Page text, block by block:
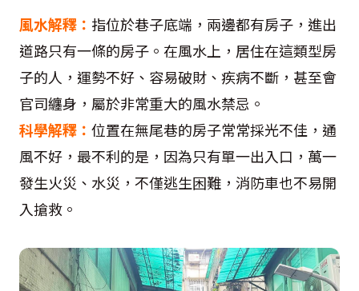
風水解釋： 指位於巷子底端，兩邊都有房子，進出
道路只有一條的房子。在風水上，居住在這類型房
子的人，運勢不好、容易破財、疾病不斷，甚至會
官司纏身，屬於非常重大的風水禁忌。
科學解釋： 位置在無尾巷的房子常常採光不佳，通
風不好，最不利的是，因為只有單一出入口，萬一
發生火災、水災，不僅逃生困難，消防車也不易開
入搶救。